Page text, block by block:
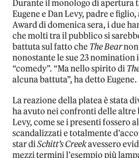
Durante il monologo di apertura
Eugene e Dan Levy, padre e
Award di domenica sera, i due
che molti tra il pubblico si
battuta sul fatto che The Bearnon
nonostante le sue 23 nomination
“comedy”. “Ma nello spirito di
alcuna battuta”, ha detto Eugene.
La reazione della platea è stata
ha avuto nei confronti delle altre
Levy, come se i presenti fossero
scandalizzati e totalmente
star diSchitt’s Creekavessero
mezzi termini l’esempio più